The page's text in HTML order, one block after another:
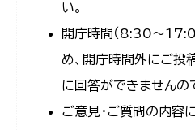
い。
開庁時間（8:30〜
め、開庁時間外にご投
に回答ができませんの
ご意見・ご質問の内容